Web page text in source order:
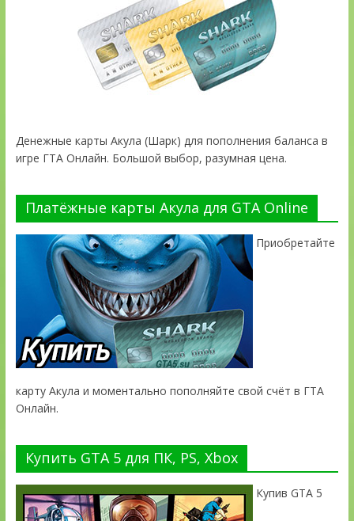
Денежные карты Акула (Шарк) для пополнения баланса в
игре ГТА Онлайн. Большой выбор, разумная цена.
Платёжные карты Акула для GTA Online
Приобретайте
карту Акула и моментально пополняйте свой счёт в ГТА
Онлайн.
Купить GTA 5 для ПК, PS, Xbox
Купив GTA 5